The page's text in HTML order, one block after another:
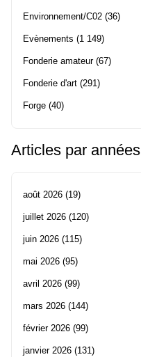
Environnement/C02 (36)
Evènements (1 149)
Fonderie amateur(67)
Fonderie d'art (291)
Forge (40)
Articles par années
août 2026 (19)
juillet 2026 (120)
juin 2026 (115)
mai 2026 (95)
avril 2026 (99)
mars 2026 (144)
février 2026 (99)
janvier 2026 (131)